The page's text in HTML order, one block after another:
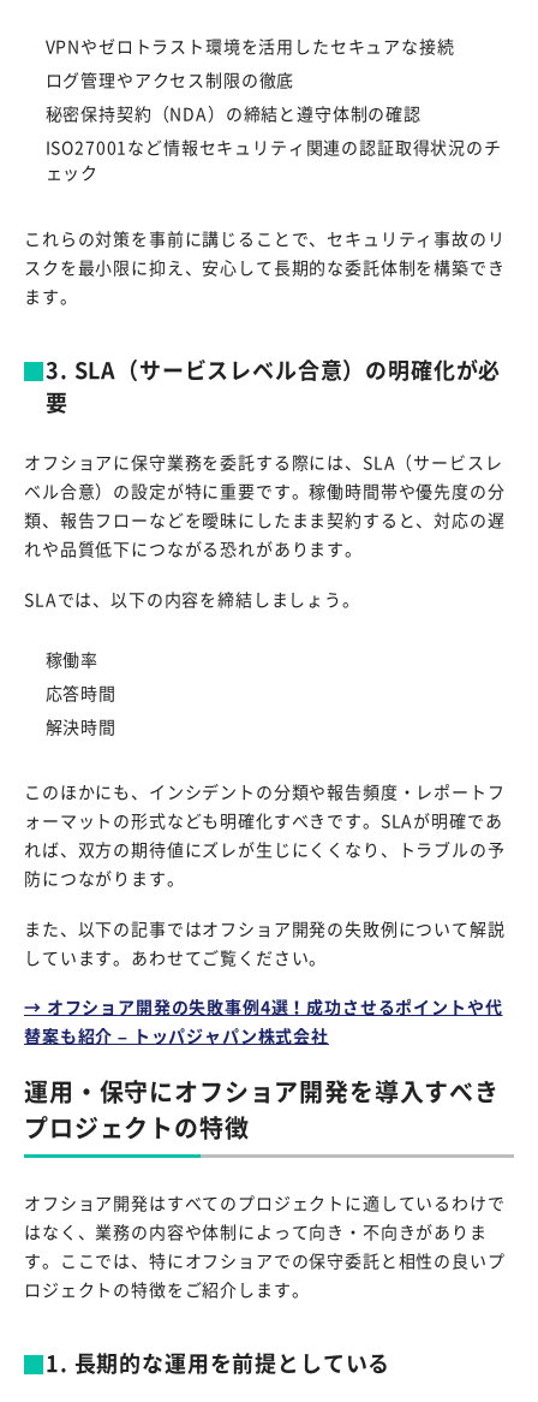
VPNやゼロトラスト環境を活用したセキュアな接続
ログ管理やアクセス制限の徹底
秘密保持契約（NDA）の締結と遵守体制の確認
ISO27001など情報セキュリティ関連の認証取得状況のチ
ェック
これらの対策を事前に講じることで、セキュリティ事故のリ
スクを最小限に抑え、安心して長期的な委託体制を構築でき
ます。
3. SLA（サービスレベル合意）の明確化が必
要
オフショアに保守業務を委託する際には、SLA（サービスレ
ベル合意）の設定が特に重要です。稼働時間帯や優先度の分
類、報告フローなどを曖昧にしたまま契約すると、対応の遅
れや品質低下につながる恐れがあります。
SLAでは、以下の内容を締結しましょう。
稼働率
応答時間
解決時間
このほかにも、インシデントの分類や報告頻度・レポートフ
ォーマットの形式なども明確化すべきです。SLAが明確であ
れば、双方の期待値にズレが生じにくくなり、トラブルの予
防につながります。
また、以下の記事ではオフショア開発の失敗例について解説
しています。あわせてご覧ください。
→ オフショア開発の失敗事例4選！成功させるポイントや代
替案も紹介 – トッパジャパン株式会社
運用・保守にオフショア開発を導入すべき
プロジェクトの特徴
オフショア開発はすべてのプロジェクトに適しているわけで
はなく、業務の内容や体制によって向き・不向きがありま
す。ここでは、特にオフショアでの保守委託と相性の良いプ
ロジェクトの特徴をご紹介します。
1. 長期的な運用を前提としている